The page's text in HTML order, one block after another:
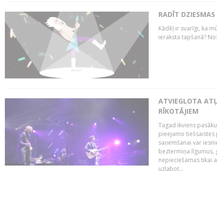
RADĪT
Kādēļ ir svarīgi, ka
ieraksta tapšanā?
ATVIEGLOTA
RĪKOTĀJIEM
Tagad ikviens
pieejamo tiešsaistes
saņemšanai var
beztermiņa līgumus,
nepieciešamas tikai
uzlabot...